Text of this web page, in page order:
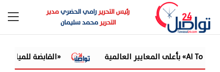
رئيس التحريررامي الحضريمدير
التحريرمحمد سليمان
«القابضة للمياه» تعتمد الموازنة التقديرية لـ9 شركات تابعة للعام المالي 2026/2027